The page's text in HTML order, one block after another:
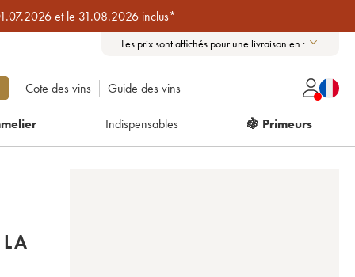
et le 31.08.2026 inclus*
Les prix sont affichés pour une livraison en :
Cote des vins Guide des vins
Indispensables 🍇 Primeurs